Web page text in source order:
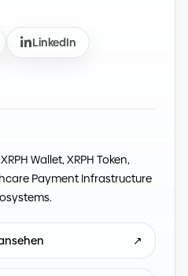
LinkedIn
Wallet, XRPH Token,
Payment Infrastructure
↗